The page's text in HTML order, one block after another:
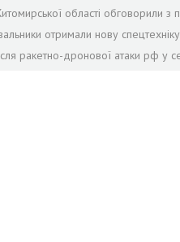
області обговорили з
отримали нову
ракетно-дронової атаки рф у